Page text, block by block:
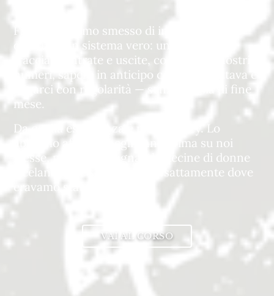
Finché abbiamo smesso di improvvisare e
costruito un sistema vero: un modo per
tracciare entrate e uscite, conoscere i nostri
numeri, sapere in anticipo cosa ci aspettava e
pagarci con regolarità — senza l’ansia di fine
mese.
Da quella esperienza è nato Money. Lo
abbiamo affinato negli anni, prima su noi
stesse, poi accompagnando decine di donne
freelance che si trovavano esattamente dove
eravamo state noi.
VAI AL CORSO